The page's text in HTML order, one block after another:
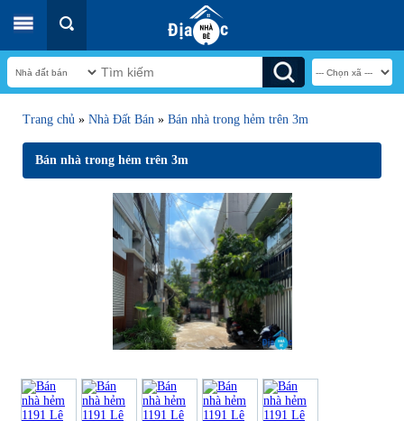
Trang chủ » Nhà Đất Bán » Bán nhà trong hẻm trên 3m
Bán nhà trong hẻm trên 3m